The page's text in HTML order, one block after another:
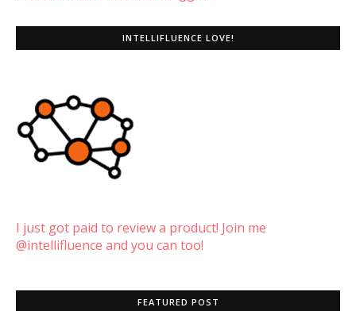
INTELLIFLUENCE LOVE!
I just got paid to review a product! Join me
@intellifluence and you can too!
FEATURED POST